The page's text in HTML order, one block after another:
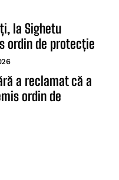
la Sighetu
ordin de protecție
a reclamat că a
ordin de